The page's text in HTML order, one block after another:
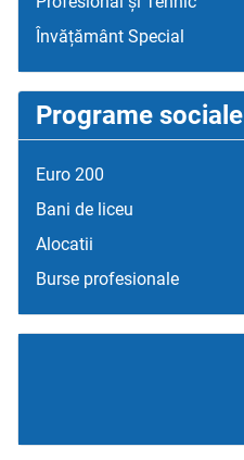
Învățământ Special
Programe sociale
Euro 200
Bani de liceu
Alocatii
Burse profesionale